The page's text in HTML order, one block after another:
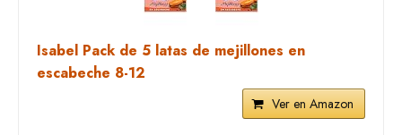
Isabel Pack de 5 latas de mejillones en
escabeche 8-12
Ver en Amazon